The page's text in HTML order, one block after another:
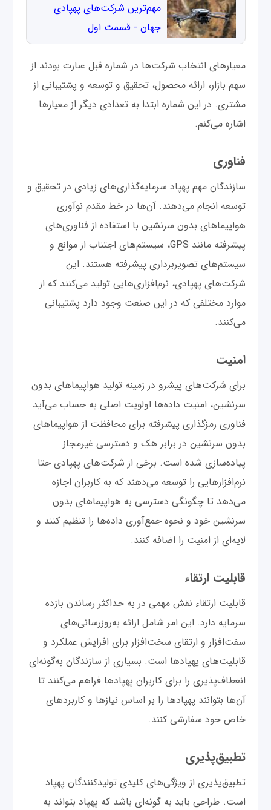
مهم‌ترین شرکت‌های پهپادی
جهان - قسمت اول
معیارهای انتخاب شرکت‌ها در شماره قبل عبارت بودند از
سهم بازار، ارائه محصول، تحقیق و توسعه و پشتیبانی از
مشتری. در این شماره ابتدا به تعدادی دیگر از معیارها
اشاره می‌کنم.
فناوری
سازندگان مهم پهپاد سرمایه‌گذاری‌های زیادی در تحقیق و
توسعه انجام می‌دهند. آن‌ها در خط مقدم نوآوری
هواپیماهای بدون سرنشین با استفاده از فناوری‌های
پیشرفته مانند GPS، سیستم‌های اجتناب از موانع و
سیستم‌های تصویربرداری پیشرفته هستند. این
شرکت‌های پهپادی، نرم‌افزاری‌هایی تولید می‌کنند که از
موارد مختلفی که در این صنعت وجود دارد پشتیبانی
می‌کنند.
امنیت
برای شرکت‌های پیشرو در زمینه تولید هواپیماهای بدون
سرنشین، امنیت داده‌ها اولویت اصلی به حساب می‌آید.
فناوری رمزگذاری پیشرفته برای محافظت از هواپیماهای
بدون سرنشین در برابر هک و دسترسی غیرمجاز
پیاده‌سازی شده است. برخی از شرکت‌های پهپادی حتا
نرم‌افزارهایی را توسعه می‌دهند که به کاربران اجازه
می‌دهد تا چگونگی دسترسی به هواپیماهای بدون
سرنشین خود و نحوه جمع‌آوری داده‌ها را تنظیم کنند و
لایه‌ای از امنیت را اضافه کنند.
قابلیت ارتقاء
قابلیت ارتقاء نقش مهمی در به حداکثر رساندن بازده
سرمایه دارد. این امر شامل ارائه به‌روزرسانی‌های
سفت‌افزار و ارتقای سخت‌افزار برای افزایش عملکرد و
قابلیت‌های پهپادها است. بسیاری از سازندگان به‌گونه‌ای
انعطاف‌پذیری را برای کاربران پهپادها فراهم می‌کنند تا
آن‌ها بتوانند پهپادها را بر اساس نیازها و کاربردهای
خاص خود سفارشی کنند.
تطبیق‌پذیری
تطبیق‌پذیری از ویژگی‌های کلیدی تولیدکنندگان پهپاد
است. طراحی باید به گونه‌ای باشد که پهپاد بتواند به